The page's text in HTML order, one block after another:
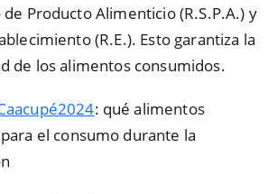
Producto Alimenticio (R.S.P.A.) y
(R.E.). Esto garantiza la
de los alimentos consumidos.
: qué alimentos
el consumo durante la